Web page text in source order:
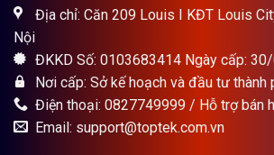
Địa chỉ: Căn 209 Louis I KĐT Louis
Nội
ĐKKD Số: 0103683414 Ngày cấp:
Nơi cấp: Sở kế hoạch và đầu tư thành
Điện thoại: 0827749999 / Hỗ trợ bán
Email: support@toptek.com.vn